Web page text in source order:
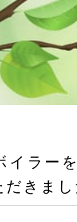
イラー
きまし